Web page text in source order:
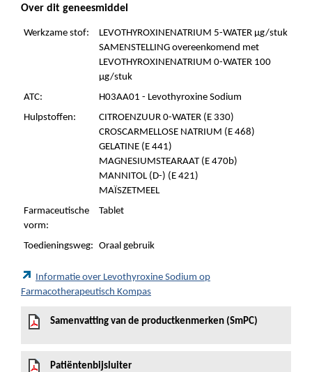
Over dit geneesmiddel
Werkzame stof:
LEVOTHYROXINENATRIUM 5-WATER µg/stuk
SAMENSTELLING overeenkomend met
LEVOTHYROXINENATRIUM 0-WATER 100
µg/stuk
ATC:
H03AA01 - Levothyroxine Sodium
Hulpstoffen:
CITROENZUUR 0-WATER (E 330)
CROSCARMELLOSE NATRIUM (E 468)
GELATINE (E 441)
MAGNESIUMSTEARAAT (E 470b)
MANNITOL (D-) (E 421)
MAÏSZETMEEL
Farmaceutische
vorm:
Tablet
Toedieningsweg: Oraal gebruik
Informatie over Levothyroxine Sodium op
Farmacotherapeutisch Kompas
Samenvatting van de productkenmerken (SmPC)
Patiëntenbijsluiter